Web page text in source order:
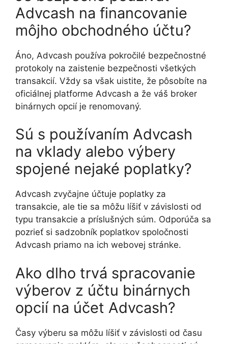
Advcash na financovanie
môjho obchodného účtu?
Áno, Advcash používa pokročilé bezpečnostné
protokoly na zaistenie bezpečnosti všetkých
transakcií. Vždy sa však uistite, že pôsobíte na
oficiálnej platforme Advcash a že váš broker
binárnych opcií je renomovaný.
Sú s používaním Advcash
na vklady alebo výbery
spojené nejaké poplatky?
Advcash zvyčajne účtuje poplatky za
transakcie, ale tie sa môžu líšiť v závislosti od
typu transakcie a príslušných súm. Odporúča sa
pozrieť si sadzobník poplatkov spoločnosti
Advcash priamo na ich webovej stránke.
Ako dlho trvá spracovanie
výberov z účtu binárnych
opcií na účet Advcash?
Časy výberu sa môžu líšiť v závislosti od času